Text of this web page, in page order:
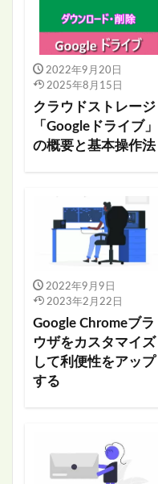
2022年9月20日
2025年8月15日
クラウドストレージ
「Googleドライブ」
の概要と基本操作法
2022年9月9日
2023年2月22日
Google Chromeブラ
ウザをカスタマイズ
して利便性をアップ
する